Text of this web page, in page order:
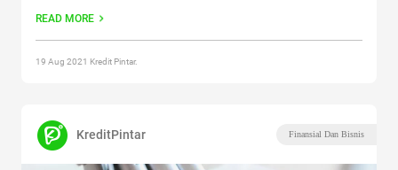
sahamContinue reading
READ MORE
19 Aug 2021 Kredit Pintar.
KreditPintar Finansial Dan Bisnis